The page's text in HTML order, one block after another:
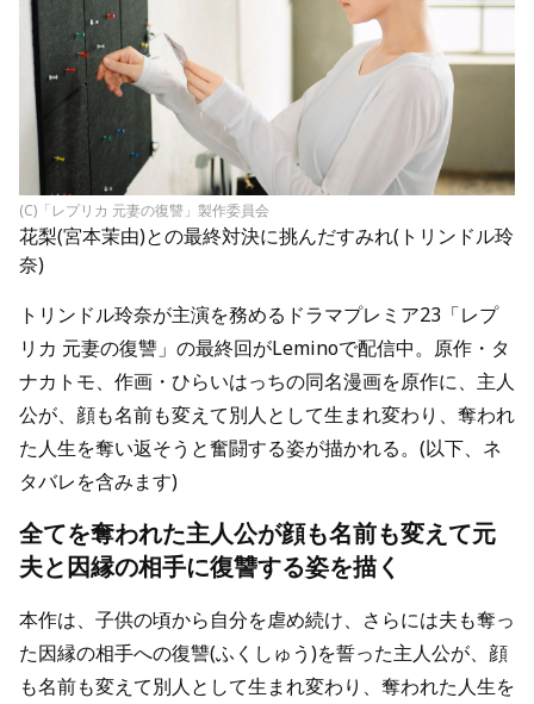
(C)「レプリカ 元妻の復讐」製作委員会
花梨(宮本茉由)との最終対決に挑んだすみれ(トリンドル玲
奈)
トリンドル玲奈が主演を務めるドラマプレミア23「レプ
リカ 元妻の復讐」の最終回がLeminoで配信中。原作・タ
ナカトモ、作画・ひらいはっちの同名漫画を原作に、主人
公が、顔も名前も変えて別人として生まれ変わり、奪われ
た人生を奪い返そうと奮闘する姿が描かれる。(以下、ネ
タバレを含みます)
全てを奪われた主人公が顔も名前も変えて元
夫と因縁の相手に復讐する姿を描く
本作は、子供の頃から自分を虐め続け、さらには夫も奪っ
た因縁の相手への復讐(ふくしゅう)を誓った主人公が、顔
も名前も変えて別人として生まれ変わり、奪われた人生を